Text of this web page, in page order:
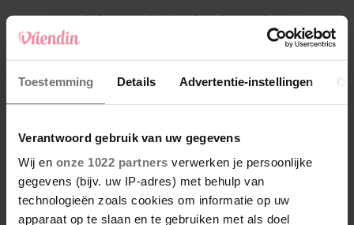
Toestemming Details Advertentie-instellingen
Verantwoord gebruik van uw gegevens
Wij en onze 1022 partners verwerken je persoonlijke
gegevens (bijv. uw IP-adres) met behulp van
technologieën zoals cookies om informatie op uw
apparaat op te slaan en te gebruiken met als doel
4 Makelaar Mandy: ‘Een bericht van de BN’er.
Een foto. Mijn lijf reageert’
5 Makelaar Mandy: ‘Vrijdagavond belde Bart.
Hij sprak eng kalm’
Nieuw